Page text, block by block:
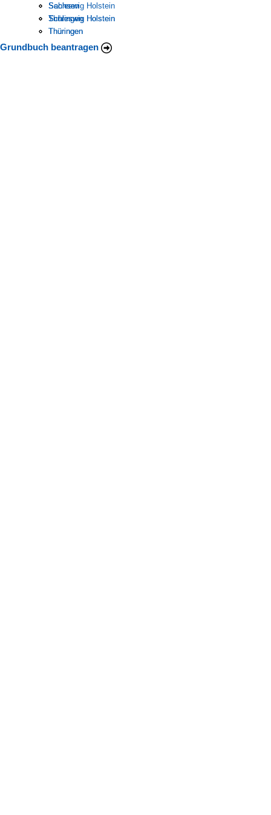
Schleswig Holstein
Thüringen
Grundbuch beantragen
Sachsen
Schleswig Holstein
Thüringen
Sachsen
Schleswig Holstein
Thüringen